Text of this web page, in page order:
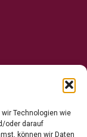
Technologien wie
oder darauf
können wir Daten